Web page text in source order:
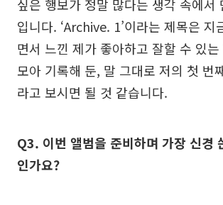
싶은 행보가 정말 많다는 생각 속에서
입니다. ‘Archive. 1’이라는 제목은 지
면서 느낀 제가 좋아하고 잘할 수 있
모아 기록해 둔, 말 그대로 저의 첫 번
라고 보시면 될 것 같습니다.
Q3. 이번 앨범을 준비하며 가장 신경
인가요?